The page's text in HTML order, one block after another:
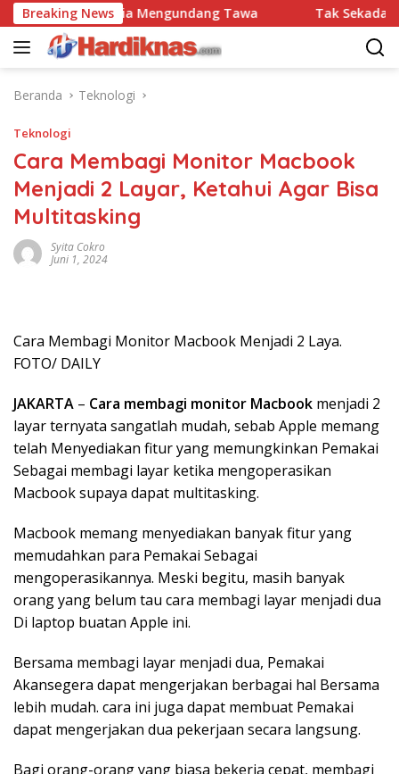
Langsung
ke
konten
Breaking News
Malaysia Mengundang Tawa Tak Sekadar Usir
Beranda Teknologi
Teknologi
Cara Membagi Monitor Macbook
Menjadi 2 Layar, Ketahui Agar Bisa
Multitasking
Syita Cokro
Juni 1, 2024
Cara Membagi Monitor Macbook Menjadi 2 Laya.
FOTO/ DAILY
JAKARTA – Cara membagi monitor Macbook menjadi 2
layar ternyata sangatlah mudah, sebab Apple memang
telah Menyediakan fitur yang memungkinkan Pemakai
Sebagai membagi layar ketika mengoperasikan
Macbook supaya dapat multitasking.
Macbook memang menyediakan banyak fitur yang
memudahkan para Pemakai Sebagai
mengoperasikannya. Meski begitu, masih banyak
orang yang belum tau cara membagi layar menjadi dua
Di laptop buatan Apple ini.
Bersama membagi layar menjadi dua, Pemakai
Akansegera dapat mengerjakan berbagai hal Bersama
lebih mudah. cara ini juga dapat membuat Pemakai
dapat mengerjakan dua pekerjaan secara langsung.
Bagi orang-orang yang biasa bekerja cepat, membagi